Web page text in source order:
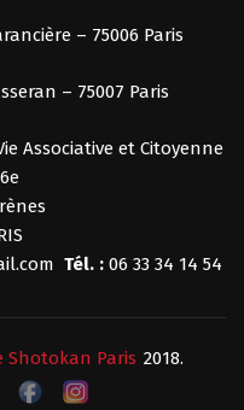
– 75006 Paris
– 75007 Paris
Associative et Citoyenne
Tél. : 06 33 34 14 54
Shotokan Paris 2018.